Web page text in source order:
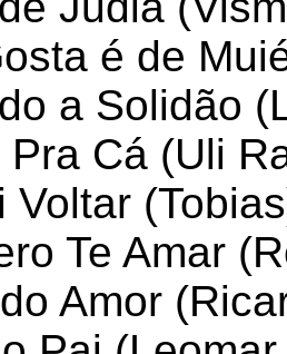
é de
a Solidão
Cá (Uli
Voltar
Te Amar
Amor